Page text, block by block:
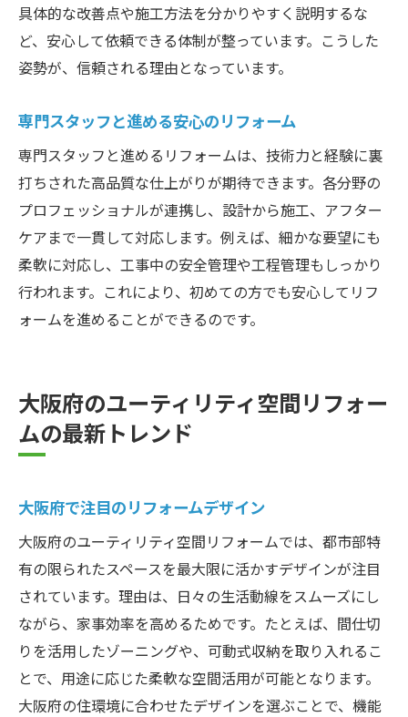
具体的な改善点や施工方法を分かりやすく説明するな
ど、安心して依頼できる体制が整っています。こうした
姿勢が、信頼される理由となっています。
専門スタッフと進める安心のリフォーム
専門スタッフと進めるリフォームは、技術力と経験に裏
打ちされた高品質な仕上がりが期待できます。各分野の
プロフェッショナルが連携し、設計から施工、アフター
ケアまで一貫して対応します。例えば、細かな要望にも
柔軟に対応し、工事中の安全管理や工程管理もしっかり
行われます。これにより、初めての方でも安心してリフ
ォームを進めることができるのです。
大阪府のユーティリティ空間リフォー
ムの最新トレンド
大阪府で注目のリフォームデザイン
大阪府のユーティリティ空間リフォームでは、都市部特
有の限られたスペースを最大限に活かすデザインが注目
されています。理由は、日々の生活動線をスムーズにし
ながら、家事効率を高めるためです。たとえば、間仕切
りを活用したゾーニングや、可動式収納を取り入れるこ
とで、用途に応じた柔軟な空間活用が可能となります。
大阪府の住環境に合わせたデザインを選ぶことで、機能